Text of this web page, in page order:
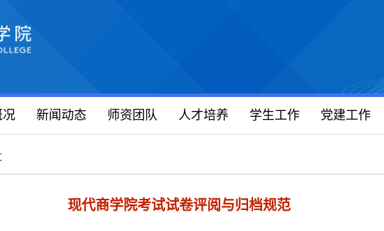
况 新闻动态 师资团队 人才培养 学生工作 党建工作
现代商学院考试试卷评阅与归档规范